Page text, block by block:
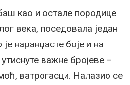
као и остале породице
века, поседовала један
наранџасте боје и на
важне бројеве –
ватрогасци. Налазио се